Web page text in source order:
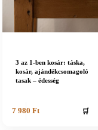
3 az 1-ben kosár: táska,
kosár, ajándékcsomagoló
tasak – édesség
7 980Ft 🛒